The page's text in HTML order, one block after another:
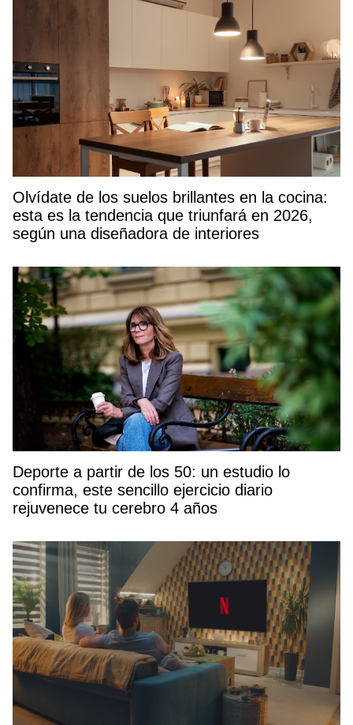
Olvídate de los suelos brillantes en la cocina:
esta es la tendencia que triunfará en 2026,
según una diseñadora de interiores
Deporte a partir de los 50: un estudio lo
confirma, este sencillo ejercicio diario
rejuvenece tu cerebro 4 años